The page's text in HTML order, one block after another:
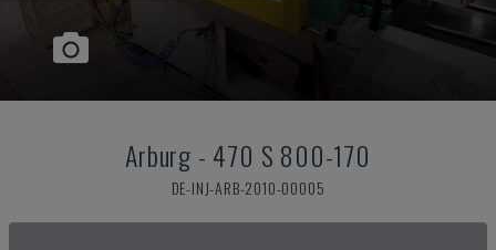
Arburg - 470 S 800-170
DE-INJ-ARB-2010-00005